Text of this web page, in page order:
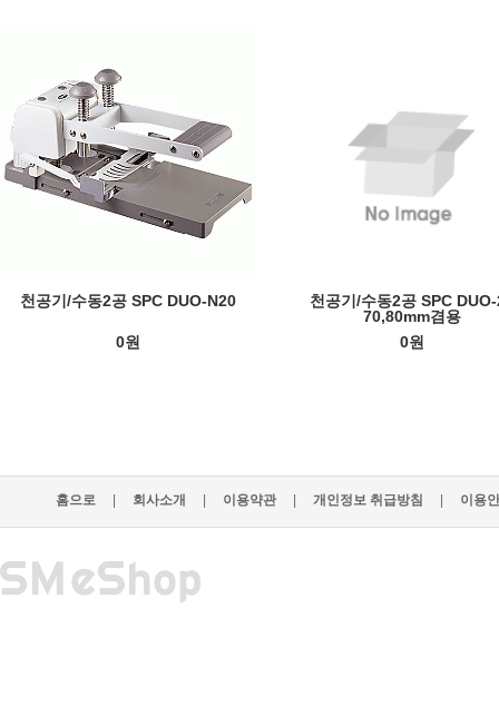
천공기/수동2공 SPC DUO-N20
0원
천공기/수동2공 SPC
70,80mm겸용
0원
홈으로 회사소개 이용약관 개인정보 취급방침 이용